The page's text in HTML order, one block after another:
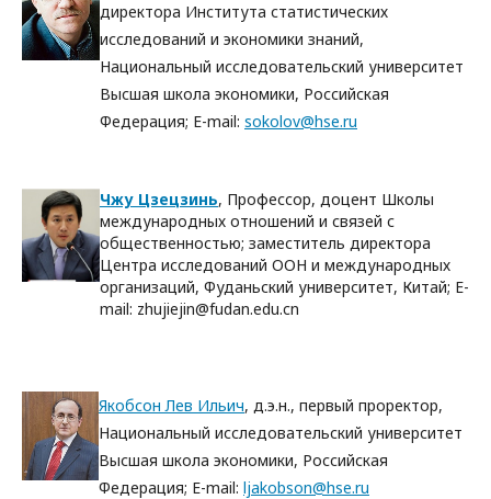
директора Института статистических
исследований и экономики знаний,
Национальный исследовательский университет
Высшая школа экономики, Российская
Федерация; E-mail: sokolov@hse.ru
Чжу Цзецзинь, Профессор, доцент Школы
международных отношений и связей с
общественностью; заместитель директора
Центра исследований ООН и международных
организаций, Фуданьский университет, Китай; E-
mail: zhujiejin@fudan.edu.cn
Якобсон Лев Ильич, д.э.н., первый проректор,
Национальный исследовательский университет
Высшая школа экономики, Российская
Федерация; E-mail: ljakobson@hse.ru